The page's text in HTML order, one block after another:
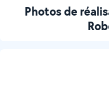
Photos de